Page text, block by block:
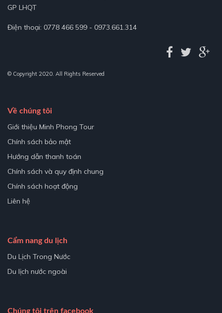
GP LHQT
Điện thoại: 0778 466 599 - 0973.661.314
© Copyright 2020. All Rights Reserved
Về chúng tôi
Giới thiệu Minh Phong Tour
Chính sách bảo mật
Hướng dẫn thanh toán
Chính sách và quy định chung
Chính sách hoạt động
Liên hệ
Cẩm nang du lịch
Du Lịch Trong Nước
Du lịch nước ngoài
Chúng tôi trên facebook